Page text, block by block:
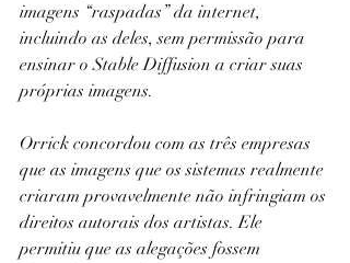
imagens “raspadas” da internet,
incluindo as deles, sem permissão para
ensinar o Stable Diffusion a criar suas
próprias imagens.
Orrick concordou com as três empresas
que as imagens que os sistemas realmente
criaram provavelmente não infringiam os
direitos autorais dos artistas. Ele
permitiu que as alegações fossem